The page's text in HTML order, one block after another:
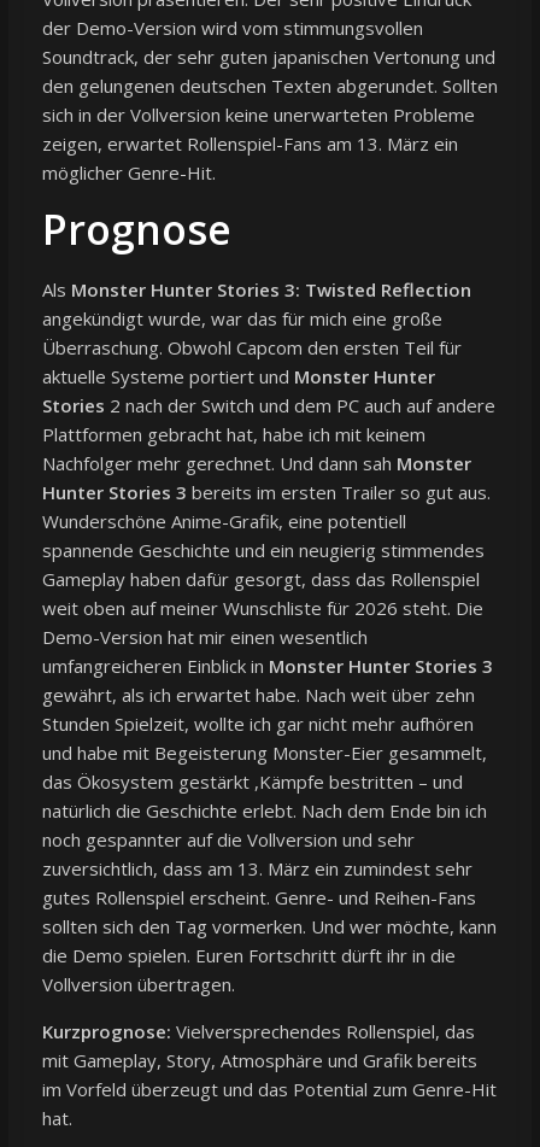
der Demo-Version wird vom stimmungsvollen
Soundtrack, der sehr guten japanischen Vertonung und
den gelungenen deutschen Texten abgerundet. Sollten
sich in der Vollversion keine unerwarteten Probleme
zeigen, erwartet Rollenspiel-Fans am 13. März ein
möglicher Genre-Hit.
Prognose
Als Monster Hunter Stories 3: Twisted Reflection
angekündigt wurde, war das für mich eine große
Überraschung. Obwohl Capcom den ersten Teil für
aktuelle Systeme portiert und Monster Hunter
Stories 2 nach der Switch und dem PC auch auf andere
Plattformen gebracht hat, habe ich mit keinem
Nachfolger mehr gerechnet. Und dann sah Monster
Hunter Stories 3 bereits im ersten Trailer so gut aus.
Wunderschöne Anime-Grafik, eine potentiell
spannende Geschichte und ein neugierig stimmendes
Gameplay haben dafür gesorgt, dass das Rollenspiel
weit oben auf meiner Wunschliste für 2026 steht. Die
Demo-Version hat mir einen wesentlich
umfangreicheren Einblick in Monster Hunter Stories 3
gewährt, als ich erwartet habe. Nach weit über zehn
Stunden Spielzeit, wollte ich gar nicht mehr aufhören
und habe mit Begeisterung Monster-Eier gesammelt,
das Ökosystem gestärkt ,Kämpfe bestritten – und
natürlich die Geschichte erlebt. Nach dem Ende bin ich
noch gespannter auf die Vollversion und sehr
zuversichtlich, dass am 13. März ein zumindest sehr
gutes Rollenspiel erscheint. Genre- und Reihen-Fans
sollten sich den Tag vormerken. Und wer möchte, kann
die Demo spielen. Euren Fortschritt dürft ihr in die
Vollversion übertragen.
Kurzprognose: Vielversprechendes Rollenspiel, das
mit Gameplay, Story, Atmosphäre und Grafik bereits
im Vorfeld überzeugt und das Potential zum Genre-Hit
hat.